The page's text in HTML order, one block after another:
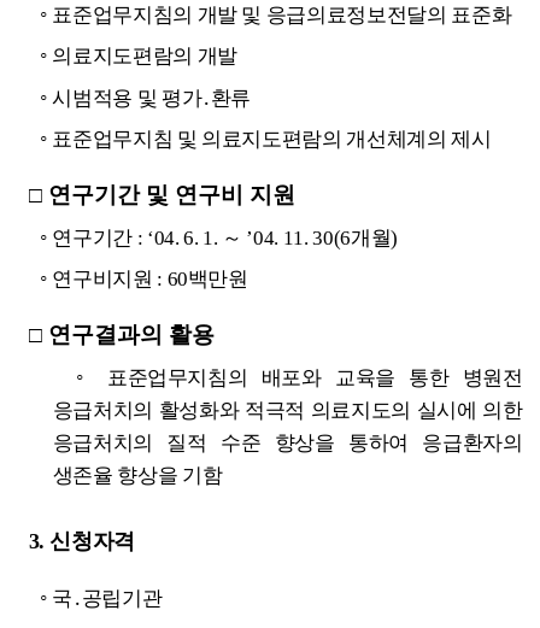
◦ 표준업무지침의 개발 및 응급의료정보전달의 표준화
◦ 의료지도편람의 개발
◦시범적용 및 평가․환류
◦ 표준업무지침 및 의료지도편람의 개선체계의 제시
□ 연구기간 및 연구비 지원
◦ 연구기간 : ‘04. 6. 1. ～ ’04. 11. 30(6개월)
◦ 연구비지원 : 60백만원
□ 연구결과의 활용
◦ 표준업무지침의 배포와 교육을 통한 병원전
응급처치의 활성화와 적극적 의료지도의 실시에 의한
응급처치의 질적 수준 향상을 통하여 응급환자의
생존율 향상을 기함
3. 신청자격
◦ 국․공립기관